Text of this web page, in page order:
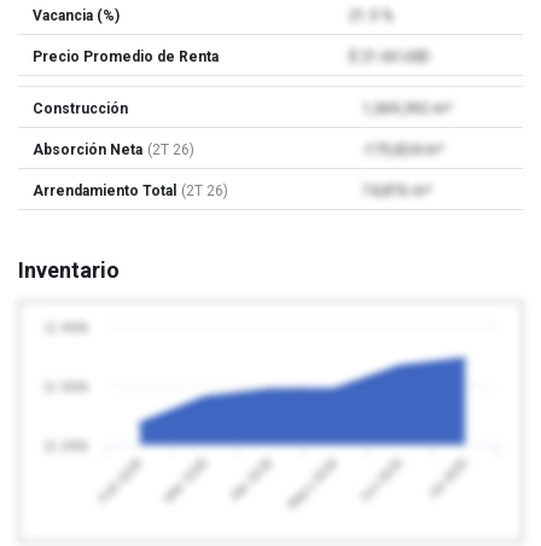
Vacancia (%)
Precio Promedio de Renta
Construcción
Absorción Neta (2T 26)
Arrendamiento Total (2T 26)
Inventario
Feb 2026 Mar 2026 Abr 2026 Mayo 2026 Jun 2026 Jul 2026